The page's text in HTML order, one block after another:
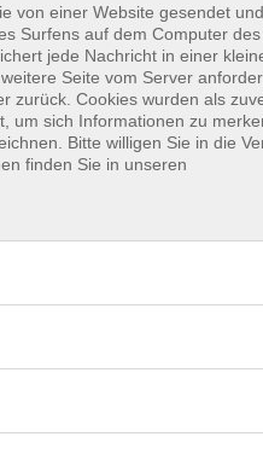
Datenschutzerklärung
von einer Website gesendet
Surfens auf dem Computer
jede Nachricht in einer
Seite vom Server
zurück. Cookies wurden als
um sich Informationen zu
Bitte willigen Sie in die
finden Sie in unseren